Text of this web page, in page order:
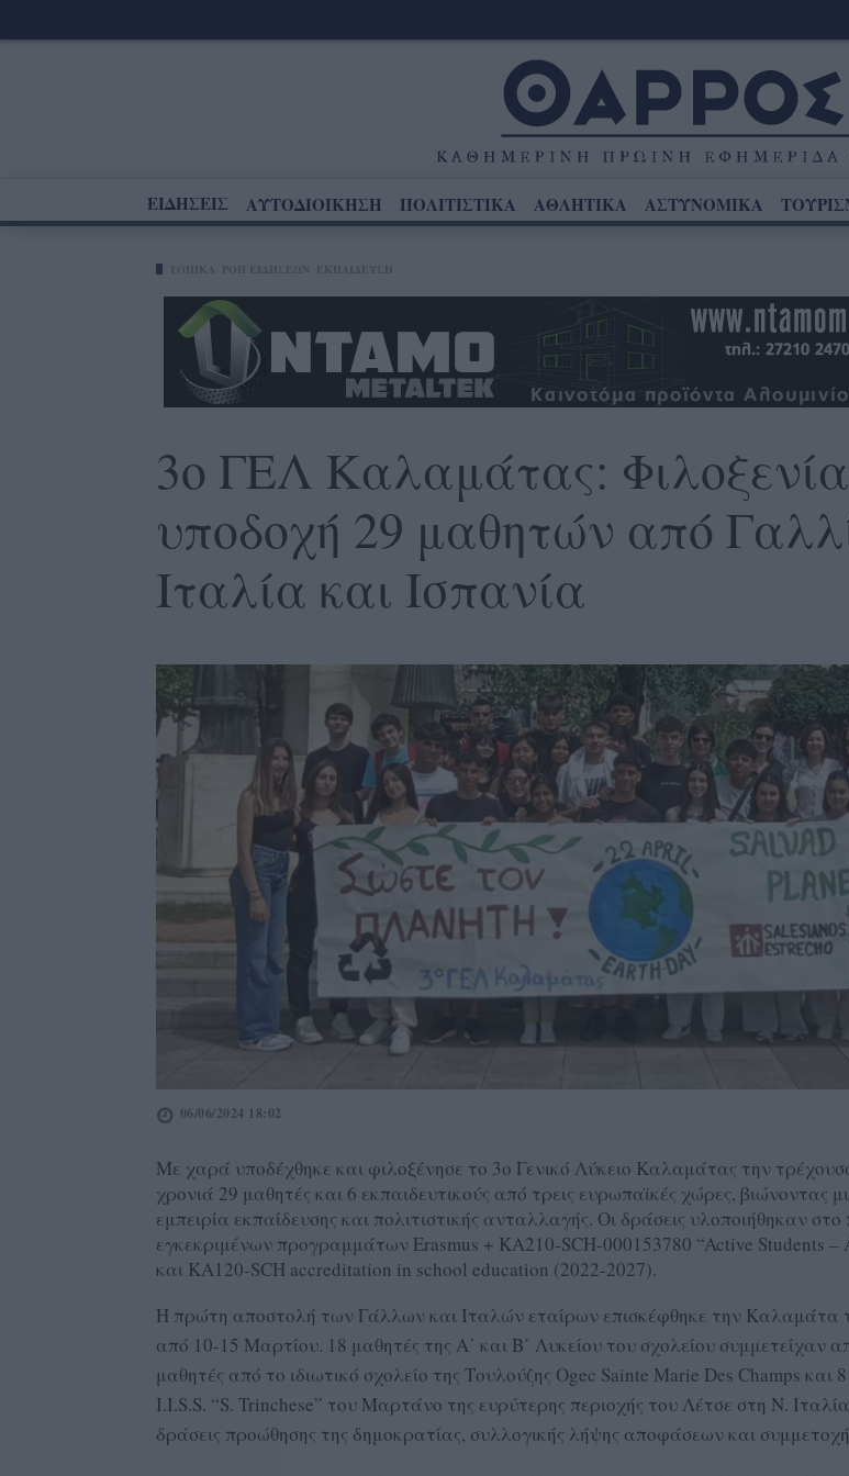
ΕΙΔΗΣΕΙΣ ΑΥΤΟΔΙΟΙΚΗΣΗ ΠΟΛΙΤΙΣΤΙΚΑ ΑΘΛΗΤΙΚΑ ΑΣΤΥΝΟΜΙΚΑ
3ο ΓΕΛ Καλαμάτας:
υποδοχή 29 μαθητών από
Ιταλία και Ισπανία
06/06/2024 18:02
Με χαρά υποδέχθηκε και φιλοξένησε το 3ο Γενικό Λύκειο Καλαμάτας την
χρονιά 29 μαθητές και 6 εκπαιδευτικούς από τρεις ευρωπαϊκές χώρες, βιώνοντας
εμπειρία εκπαίδευσης και πολιτιστικής ανταλλαγής. Οι δράσεις υλοποιήθηκαν
εγκεκριμένων προγραμμάτων Erasmus + KA210-SCH-000153780 “Active Students –
και KA120-SCH accreditation in school education (2022-2027).
Η πρώτη αποστολή των Γάλλων και Ιταλών εταίρων επισκέφθηκε την Καλαμάτα
από 10-15 Μαρτίου. 18 μαθητές της Α΄ και Β΄ Λυκείου του σχολείου συμμετείχαν
μαθητές από το ιδιωτικό σχολείο της Τουλούζης Ogec Sainte Marie Des Champs και
I.I.S.S. “S. Trinchese” του Μαρτάνο της ευρύτερης περιοχής του Λέτσε στη Ν.
δράσεις προώθησης της δημοκρατίας, συλλογικής λήψης αποφάσεων και